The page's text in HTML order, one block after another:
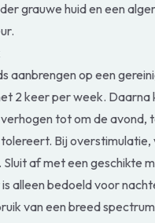
grauwe huid en een
aanbrengen op een
2 keer per week. Daarna
tot om de avond,
Bij
Sluit af met een geschikte
alleen bedoeld voor
van een breed spectrum